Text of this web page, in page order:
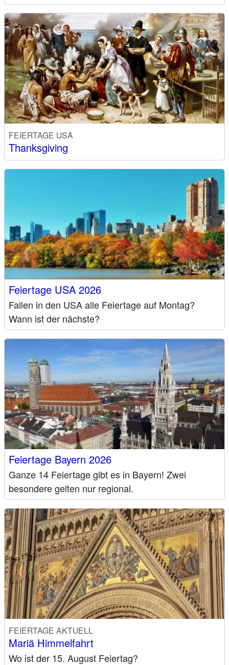
FEIERTAGE USA
Thanksgiving
Feiertage USA 2026
Fallen in den USA alle Feiertage auf Montag?
Wann ist der nächste?
Feiertage Bayern 2026
Ganze 14 Feiertage gibt es in Bayern! Zwei
besondere gelten nur regional.
FEIERTAGE AKTUELL
Mariä Himmelfahrt
Wo ist der 15. August Feiertag?